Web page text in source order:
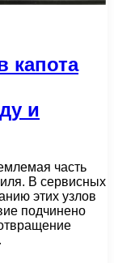
капота
и
часть
В сервисных
этих узлов
подчинено